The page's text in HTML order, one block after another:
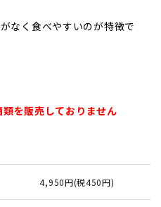
なく食べやすいのが特徴で
を販売しておりません
4,950円(税450円)